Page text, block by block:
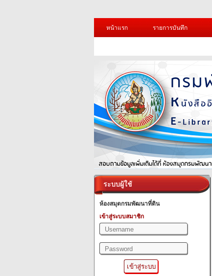
หน้าแรก
รายการบันทึก
ระบบผู้ใช้
ห้องสมุดกรมพัฒนาที่ดิน
เข้าสู่ระบบสมาชิก